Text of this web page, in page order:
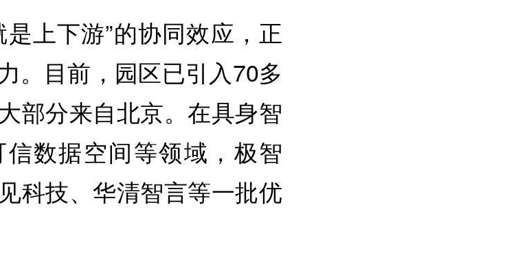
上下游”的协同效应，正
。目前，园区已引入70多
部分来自北京。在具身智
数据空间等领域，极智
科技、华清智言等一批优